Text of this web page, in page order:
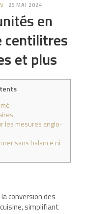
25 MAI 2024
en
centilitres
et plus
:
les mesures anglo-
sans balance ni
conversion des
simplifiant